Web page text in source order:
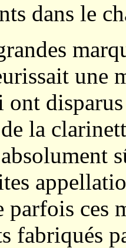
dans le
une
la
ces
fabriqués